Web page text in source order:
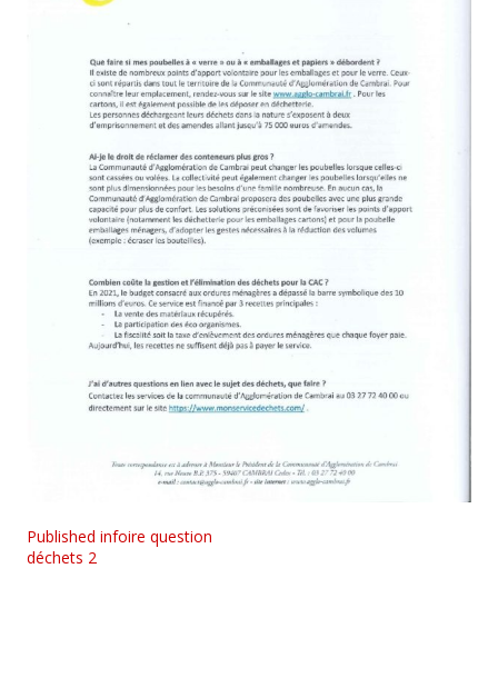
Published infoire question
déchets 2